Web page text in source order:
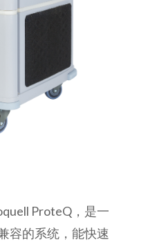
ProteQ，是一
容的系统，能快速